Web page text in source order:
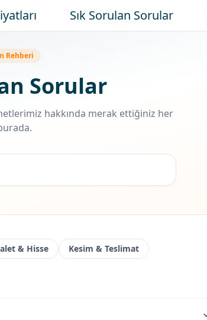
Sık Sorulan Sorular
Rehberi
Sorular
hakkında merak ettiğiniz her
& Hisse
Kesim & Teslimat